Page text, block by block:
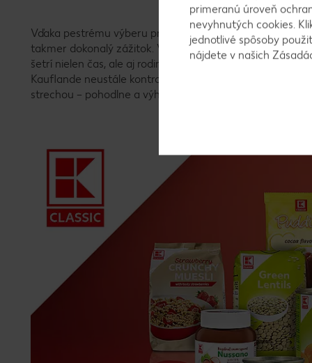
Vďaka pestrému výberu produktov značky K-Classic,
takmer dokonalý zážitok. Všetko potrebné na celý
šetrí nielen čas, ale aj rodinný rozpočet. Navyše, cesta
Kauflande neustále kontrolujeme a rozširujeme o nové
strechou – pohodlne a výhodne.
primeranú úroveň
nevyhnutých cookies.
jednotlivé spôsoby
nájdete v našich